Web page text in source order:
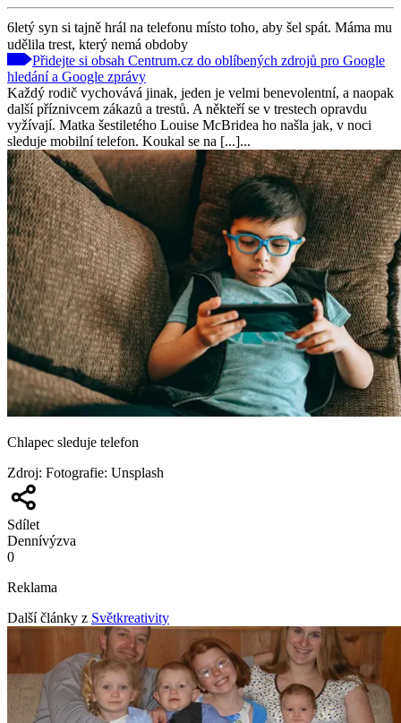
6letý syn si tajně hrál na telefonu místo toho, aby šel spát. Máma mu
udělila trest, který nemá obdoby
Přidejte si obsah Centrum.cz do oblíbených zdrojů pro Google
hledání a Google zprávy
Každý rodič vychovává jinak, jeden je velmi benevolentní, a naopak
další příznivcem zákazů a trestů. A někteří se v trestech opravdu
vyžívají. Matka šestiletého Louise McBridea ho našla jak, v noci
sleduje mobilní telefon. Koukal se na [...]...
Chlapec sleduje telefon
Zdroj: Fotografie: Unsplash
Sdílet
Dennívýzva
0
Reklama
Další články z Světkreativity